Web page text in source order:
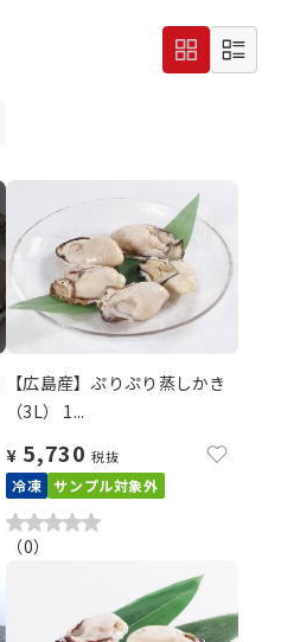
【広島産】ぷりぷり蒸しかき
（3L） 1...
¥ 5,730 税抜
冷凍 サンプル対象外
（0）